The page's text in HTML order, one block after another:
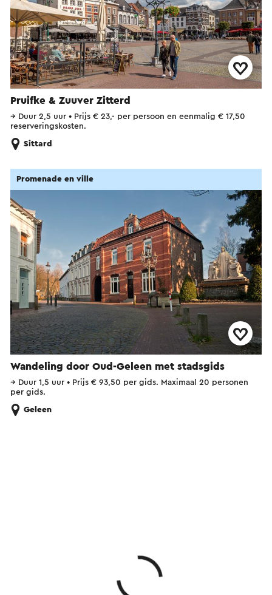
Pruifke & Zuuver Zitterd
→ Duur 2,5 uur • Prijs € 23,- per persoon en eenmalig € 17,50
reserveringskosten.
Sittard
Wandeling door Oud-Geleen met stadsgids
Promenade en ville
→ Duur 1,5 uur • Prijs € 93,50 per gids. Maximaal 20 personen
per gids.
Geleen